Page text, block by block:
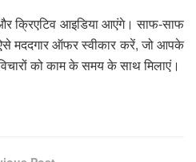
क्रिएटिव आइडिया आएंगे। साफ-साफ
मददगार ऑफर स्वीकार करें, जो आपके
को काम के समय के साथ मिलाएं।